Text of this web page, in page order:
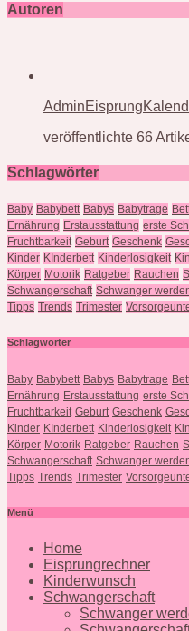
Autoren
veröffentlichte 66
Schlagwörter
Baby Babybett Babys Babytrage
Ernährung Erstausstattung erste
Fruchtbarkeit Geburt Geschenk
Kinder KInderbett Kinderlosigkeit
Körper Motorik Ratgeber Rauchen
Schwangerschaft Schwanger
Tipps Trends Trimester
Schlagwörter
Baby Babybett Babys Babytrage
Ernährung Erstausstattung erste
Fruchtbarkeit Geburt Geschenk
Kinder KInderbett Kinderlosigkeit
Körper Motorik Ratgeber Rauchen
Schwangerschaft Schwanger
Tipps Trends Trimester
Menü
Home
Eisprungrechner
Kinderwunsch
Schwangerschaft
Schwanger